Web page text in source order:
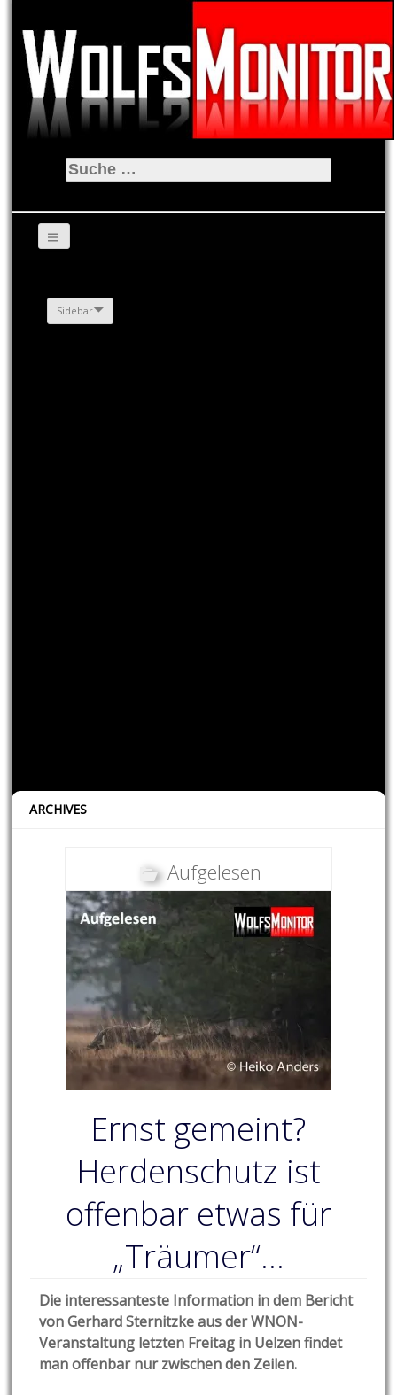
Suche
nach:
Sidebar
ARCHIVES
Aufgelesen
Ernst gemeint?
Herdenschutz ist
offenbar etwas für
„Träumer“…
Die interessanteste Information in dem Bericht
von Gerhard Sternitzke aus der WNON-
Veranstaltung letzten Freitag in Uelzen findet
man offenbar nur zwischen den Zeilen.